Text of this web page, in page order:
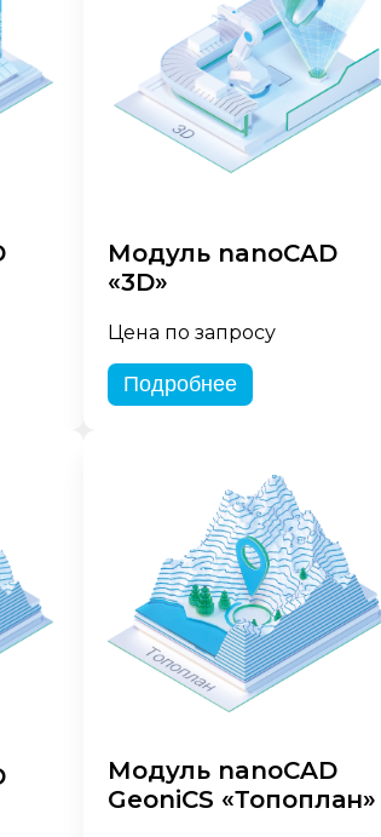
Модуль nanoCAD
«3D»
Цена по запросу
Подробнее
Модуль nanoCAD
GeoniCS «Топоплан»